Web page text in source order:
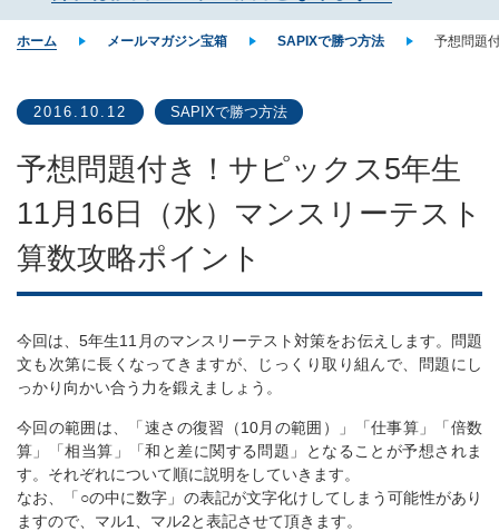
ホーム メールマガジン宝箱 SAPIXで勝つ方法 予想問題
2016.10.12 SAPIXで勝つ方法
予想問題付き！サピックス5年生
11月16日（水）マンスリーテスト
算数攻略ポイント
今回は、5年生11月のマンスリーテスト対策をお伝えします。問題
文も次第に長くなってきますが、じっくり取り組んで、問題にし
っかり向かい合う力を鍛えましょう。
今回の範囲は、「速さの復習（10月の範囲）」「仕事算」「倍数
算」「相当算」「和と差に関する問題」となることが予想されま
す。それぞれについて順に説明をしていきます。
なお、「○の中に数字」の表記が文字化けしてしまう可能性があり
ますので、マル1、マル2と表記させて頂きます。